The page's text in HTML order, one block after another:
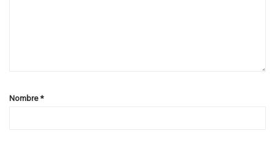
Nombre*